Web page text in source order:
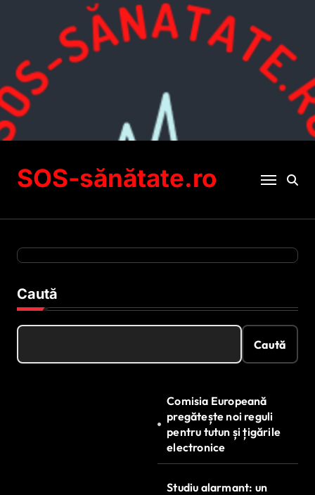
SOS-sănătate.ro
Caută
Caută
Comisia Europeană
pregătește noi reguli
pentru tutun și țigările
electronice
Studiu alarmant: un